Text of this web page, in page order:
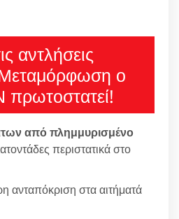
αντλήσεις
ο
πρωτοστατεί!
από πλημμυρισμένο
περιστατικά στο
ανταπόκριση στα αιτήματά